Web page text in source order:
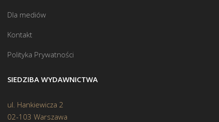
Dla mediów
Kontakt
Polityka Prywatności
SIEDZIBA WYDAWNICTWA
ul. Hankiewicza 2
02-103 Warszawa